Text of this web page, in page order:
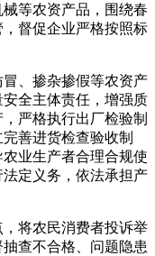
等农资产品，围绕春
督促企业严格按照标
、掺杂掺假等农资产
全主体责任，增强质
严格执行出厂检验制
善进货检查验收制
业生产者合理合规使
定义务，依法承担产
将农民消费者投诉举
查不合格、问题隐患